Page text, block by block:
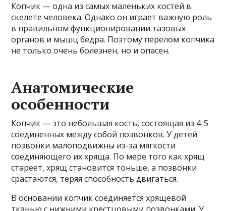
Копчик — одна из самых маленьких костей в
скелете человека. Однако он играет важную роль
в правильном функционировании тазовых
органов и мышц бедра. Поэтому перелом копчика
не только очень болезнен, но и опасен.
Анатомические
особенности
Копчик — это небольшая кость, состоящая из 4-5
соединенных между собой позвонков. У детей
позвонки малоподвижны из-за мягкости
соединяющего их хряща. По мере того как хрящ
стареет, хрящ становится тоньше, а позвонки
срастаются, теряя способность двигаться.
В основании копчик соединяется хрящевой